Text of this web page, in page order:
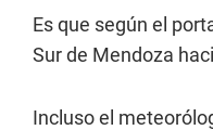
Es que según el
Sur de Mendoza
Incluso el